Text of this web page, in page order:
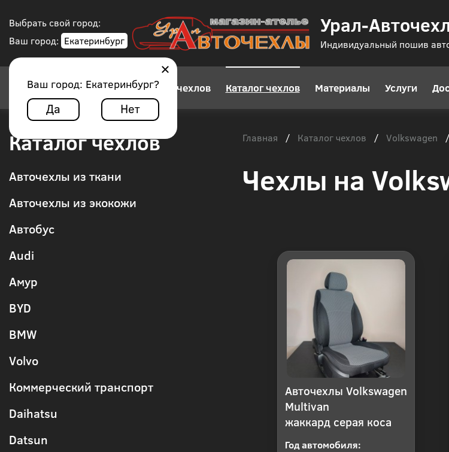
Выбрать свой город:
Ваш город: Екатеринбург
Ваш город: Екатеринбург?
Да Нет
Урал-
Индивидуальный пошив
Конструктор авточехлов Каталог чехлов Материалы Услуги
Каталог чехлов
Авточехлы из ткани
Авточехлы из экокожи
Автобус
Audi
Амур
BYD
BMW
Volvo
Коммерческий транспорт
Daihatsu
Datsun
Главная / Каталог чехлов / Volkswagen /
Чехлы на
Авточехлы Volkswagen
Multivan
жаккард серая коса
Год автомобиля: